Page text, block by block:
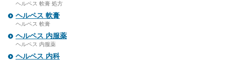
ヘルペス 軟膏 処方
ヘルペス 軟膏
ヘルペス 軟膏
ヘルペス 内服薬
ヘルペス 内服薬
ヘルペス 内科